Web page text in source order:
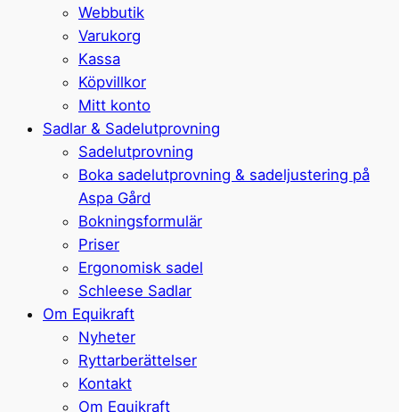
Webbutik
Varukorg
Kassa
Köpvillkor
Mitt konto
Sadlar & Sadelutprovning
Sadelutprovning
Boka sadelutprovning & sadeljustering på
Aspa Gård
Bokningsformulär
Priser
Ergonomisk sadel
Schleese Sadlar
Om Equikraft
Nyheter
Ryttarberättelser
Kontakt
Om Equikraft